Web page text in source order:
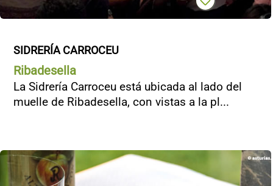
SIDRERÍA CARROCEU
Ribadesella
La Sidrería Carroceu está ubicada al lado del
muelle de Ribadesella, con vistas a la pl...